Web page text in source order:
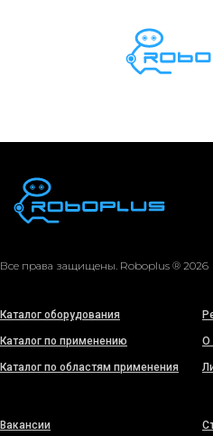
Все права защищены. Roboplus ® 2026
Каталог оборудования
Каталог по применению
Каталог по областям применения
О
Вакансии